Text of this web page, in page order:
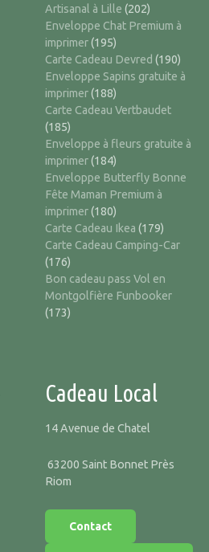
Artisanal à Lille (202)
Enveloppe Chat Premium à
imprimer(195)
Carte Cadeau Devred (190)
Enveloppe Sapins gratuite à
imprimer(188)
Carte Cadeau Vertbaudet
(185)
Enveloppe à fleurs gratuite à
imprimer(184)
Enveloppe Butterfly Bonne
Fête Maman Premium à
imprimer(180)
Carte Cadeau Ikea (179)
Carte Cadeau Camping-Car
(176)
Bon cadeau pass Vol en
Montgolfière Funbooker
(173)
Cadeau Local
14 Avenue de Chatel
63200 Saint Bonnet Près
Riom
Contact